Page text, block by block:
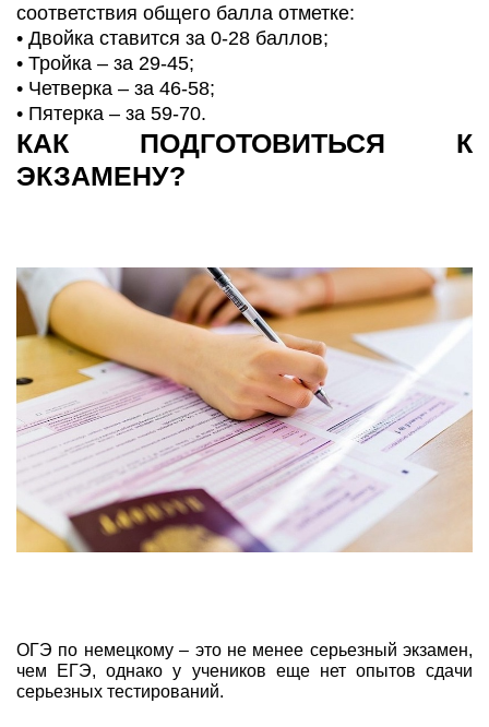
соответствия общего балла отметке:
• Двойка ставится за 0-28 баллов;
• Тройка – за 29-45;
• Четверка – за 46-58;
• Пятерка – за 59-70.
КАК ПОДГОТОВИТЬСЯ К
ЭКЗАМЕНУ?
ОГЭ по немецкому – это не менее серьезный экзамен,
чем ЕГЭ, однако у учеников еще нет опытов сдачи
серьезных тестирований.